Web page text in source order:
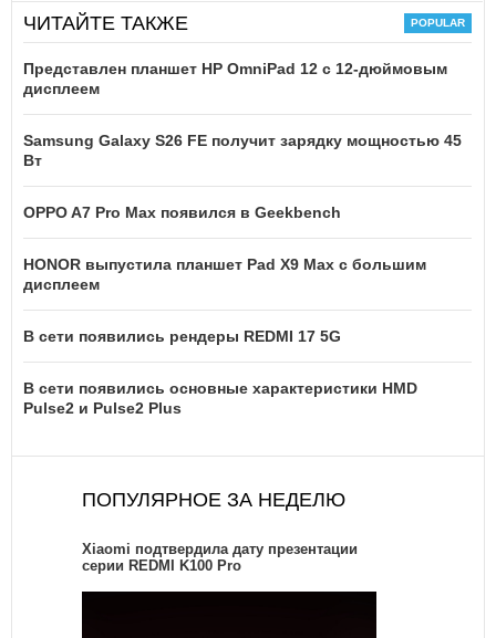
ЧИТАЙТЕ ТАКЖЕ
Представлен планшет HP OmniPad 12 с 12-дюймовым
дисплеем
Samsung Galaxy S26 FE получит зарядку мощностью 45
Вт
OPPO A7 Pro Max появился в Geekbench
HONOR выпустила планшет Pad X9 Max с большим
дисплеем
В сети появились рендеры REDMI 17 5G
В сети появились основные характеристики HMD
Pulse2 и Pulse2 Plus
ПОПУЛЯРНОЕ ЗА НЕДЕЛЮ
Xiaomi подтвердила дату презентации
серии REDMI K100 Pro